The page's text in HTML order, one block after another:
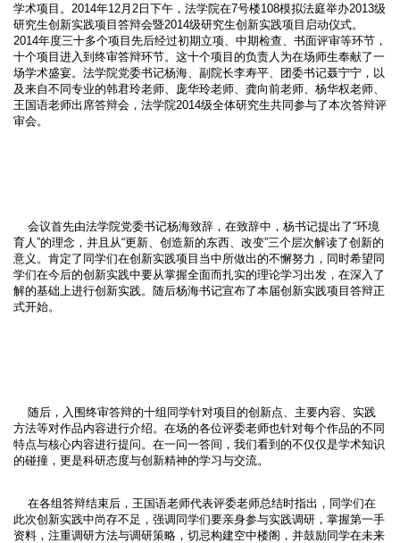
学术项目。2014年12月2日下午，法学院在7号楼108模拟法庭举办2013级
研究生创新实践项目答辩会暨2014级研究生创新实践项目启动仪式。
2014年度三十多个项目先后经过初期立项、中期检查、书面评审等环节，
十个项目进入到终审答辩环节。这十个项目的负责人为在场师生奉献了一
场学术盛宴。法学院党委书记杨海、副院长李寿平、团委书记聂宁宁，以
及来自不同专业的韩君玲老师、庞华玲老师、龚向前老师、杨华权老师、
王国语老师出席答辩会，法学院2014级全体研究生共同参与了本次答辩评
审会。
会议首先由法学院党委书记杨海致辞，在致辞中，杨书记提出了“环境
育人”的理念，并且从“更新、创造新的东西、改变”三个层次解读了创新的
意义。肯定了同学们在创新实践项目当中所做出的不懈努力，同时希望同
学们在今后的创新实践中要从掌握全面而扎实的理论学习出发，在深入了
解的基础上进行创新实践。随后杨海书记宣布了本届创新实践项目答辩正
式开始。
随后，入围终审答辩的十组同学针对项目的创新点、主要内容、实践
方法等对作品内容进行介绍。在场的各位评委老师也针对每个作品的不同
特点与核心内容进行提问。在一问一答间，我们看到的不仅仅是学术知识
的碰撞，更是科研态度与创新精神的学习与交流。
在各组答辩结束后，王国语老师代表评委老师总结时指出，同学们在
此次创新实践中尚存不足，强调同学们要亲身参与实践调研，掌握第一手
资料，注重调研方法与调研策略，切忌构建空中楼阁，并鼓励同学在未来